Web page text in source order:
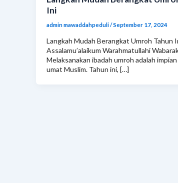
Ini
admin mawaddahpeduli/September 17, 2024
Langkah Mudah Berangkat Umroh Tahun
Assalamu’alaikum Warahmatullahi
Melaksanakan ibadah umroh adalah
umat Muslim. Tahun ini, […]